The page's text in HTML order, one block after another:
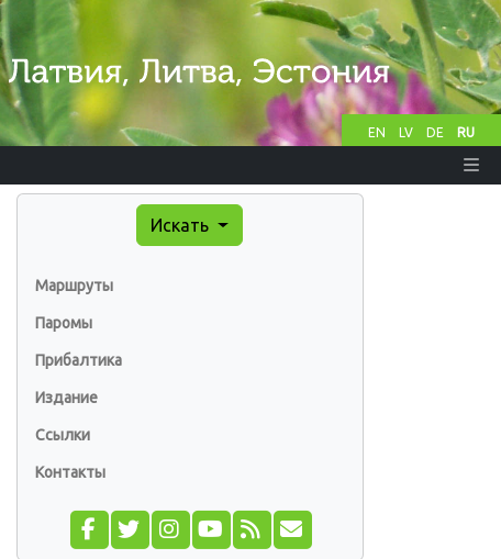
EN LV DE RU
Искать
Маршруты
Паромы
Прибалтика
Издание
Ссылки
Контакты